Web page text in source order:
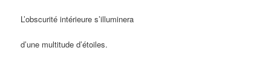
L’obscurité intérieure s’illuminera
d’une multitude d’étoiles.